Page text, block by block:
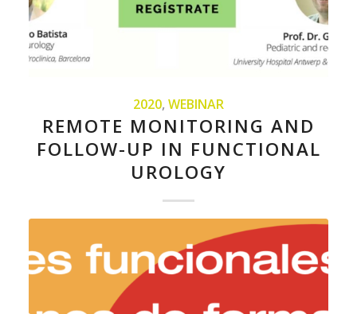
2020, WEBINAR
REMOTE MONITORING AND
FOLLOW-UP IN FUNCTIONAL
UROLOGY